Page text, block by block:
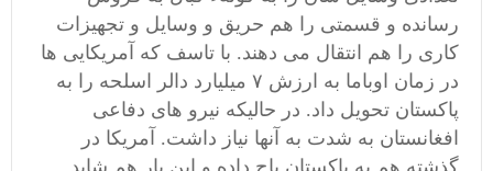
رسانده و قسمتی را هم حریق و وسایل و تجهیزات
کاری را هم انتقال می دهند. با تاسف که آمریکایی ها
در زمان اوباما به ارزش ۷ میلیارد دالر اسلحه را به
پاکستان تحویل داد. در حالیکه نیرو های دفاعی
افغانستان به شدت به آنها نیاز داشت. آمریکا در
گذشته هم به پاکستان باج داده و این بار هم شاید